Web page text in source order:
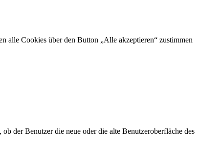
alle Cookies über den Button „Alle akzeptieren“ zustimmen
der Benutzer die neue oder die alte Benutzeroberfläche des